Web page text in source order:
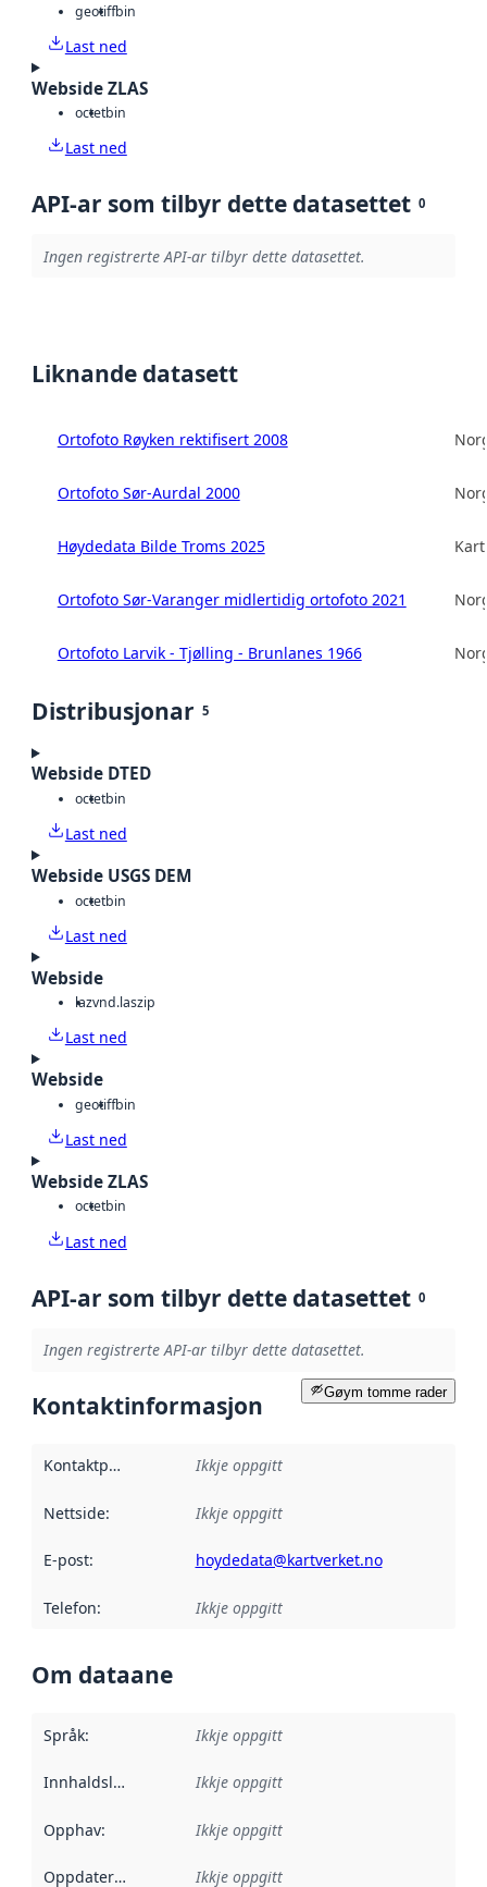
geotiffbin
Last ned
Webside ZLAS
octetbin
Last ned
API-ar som tilbyr dette datasettet 0
Ingen registrerte API-ar tilbyr dette datasettet.
Liknande datasett
Ortofoto Røyken rektifisert 2008
Ortofoto Sør-Aurdal 2000
Høydedata Bilde Troms 2025
Ortofoto Sør-Varanger midlertidig ortofoto 2021
Ortofoto Larvik - Tjølling - Brunlanes 1966
Distribusjonar 5
Webside DTED
octetbin
Last ned
Webside USGS DEM
octetbin
Last ned
Webside
lazvnd.laszip
Last ned
Webside
geotiffbin
Last ned
Webside ZLAS
octetbin
Last ned
API-ar som tilbyr dette datasettet 0
Ingen registrerte API-ar tilbyr dette datasettet.
Gøym tomme rader
Kontaktinformasjon
Kontaktpunkt Ikkje oppgitt
Nettside: Ikkje oppgitt
E-post: hoydedata@kartverket.no
Telefon: Ikkje oppgitt
Om dataane
Språk: Ikkje oppgitt
Innhaldsleverandørar :
Ikkje oppgitt
Opphav: Ikkje oppgitt
Oppdateringsfrekvens :
Ikkje oppgitt